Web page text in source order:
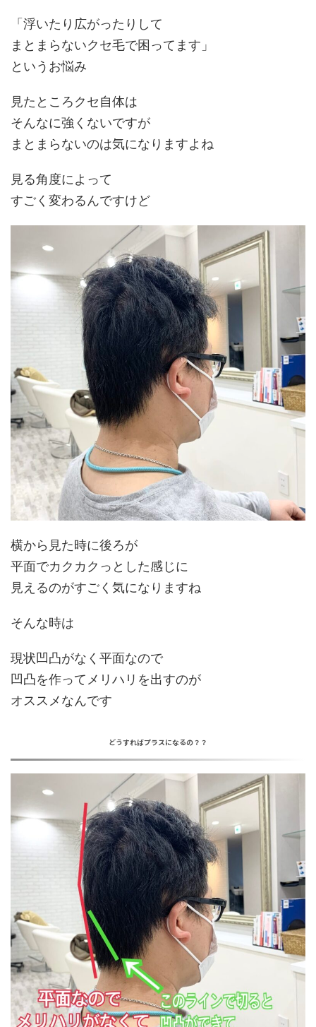
「浮いたり広がったりして
まとまらないクセ毛で困ってます」
というお悩み
見たところクセ自体は
そんなに強くないですが
まとまらないのは気になりますよね
見る角度によって
すごく変わるんですけど
横から見た時に後ろが
平面でカクカクっとした感じに
見えるのがすごく気になりますね
そんな時は
現状凹凸がなく平面なので
凹凸を作ってメリハリを出すのが
オススメなんです
どうすればプラスになるの？？